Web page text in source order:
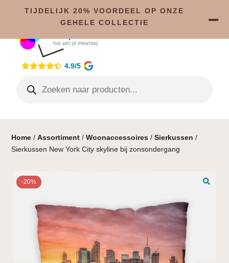
4.9/5
Home /Assortiment /Woonaccessoires /Sierkussen /
Sierkussen New York City skyline bij zonsondergang
-20%
TIJDELIJK 20% VOORDEEL OP ONZE
GEHELE COLLECTIE